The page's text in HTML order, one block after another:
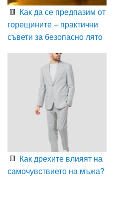
Как да се предпазим от
горещините – практични
съвети за безопасно лято
Как дрехите влияят на
самочувствието на мъжа?